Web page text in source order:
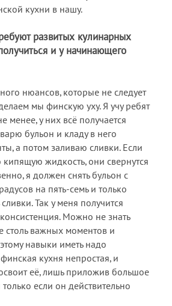
кухни в нашу.
развитых кулинарных
и у начинающего
нюансов, которые не следует
мы финскую уху. Я учу ребят
менее, у них всё получается
бульон и кладу в него
а потом заливаю сливки. Если
жидкость, они свернутся
я должен снять бульон с
на пять-семь и только
Так у меня получится
Можно не знать
столь важных моментов и
навыки иметь надо
кухня непростая, и
её, лишь приложив большое
если он действительно